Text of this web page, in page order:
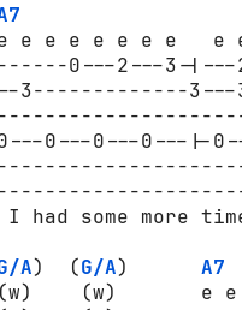
e e e e e e e   e
------0---2---3-
--3-------------
0---0---0---|-
had some more
A)  (G/A) A7
(w)       e